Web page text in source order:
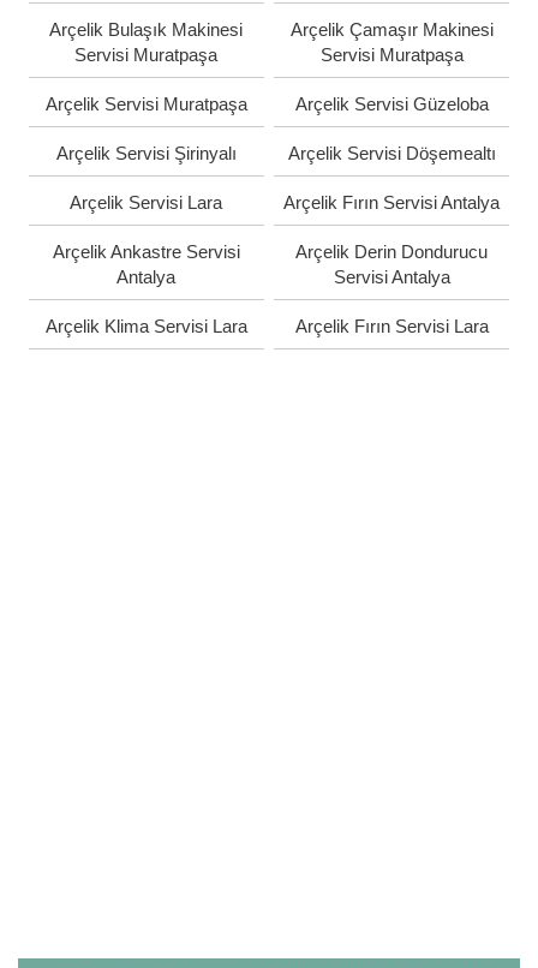
Arçelik Bulaşık Makinesi
Servisi Muratpaşa
Arçelik Çamaşır Makinesi
Servisi Muratpaşa
Arçelik Servisi Muratpaşa Arçelik Servisi Güzeloba
Arçelik Servisi Şirinyalı Arçelik Servisi Döşemealtı
Arçelik Servisi Lara Arçelik Fırın Servisi Antalya
Arçelik Ankastre Servisi
Antalya
Arçelik Derin Dondurucu
Servisi Antalya
Arçelik Klima Servisi Lara Arçelik Fırın Servisi Lara